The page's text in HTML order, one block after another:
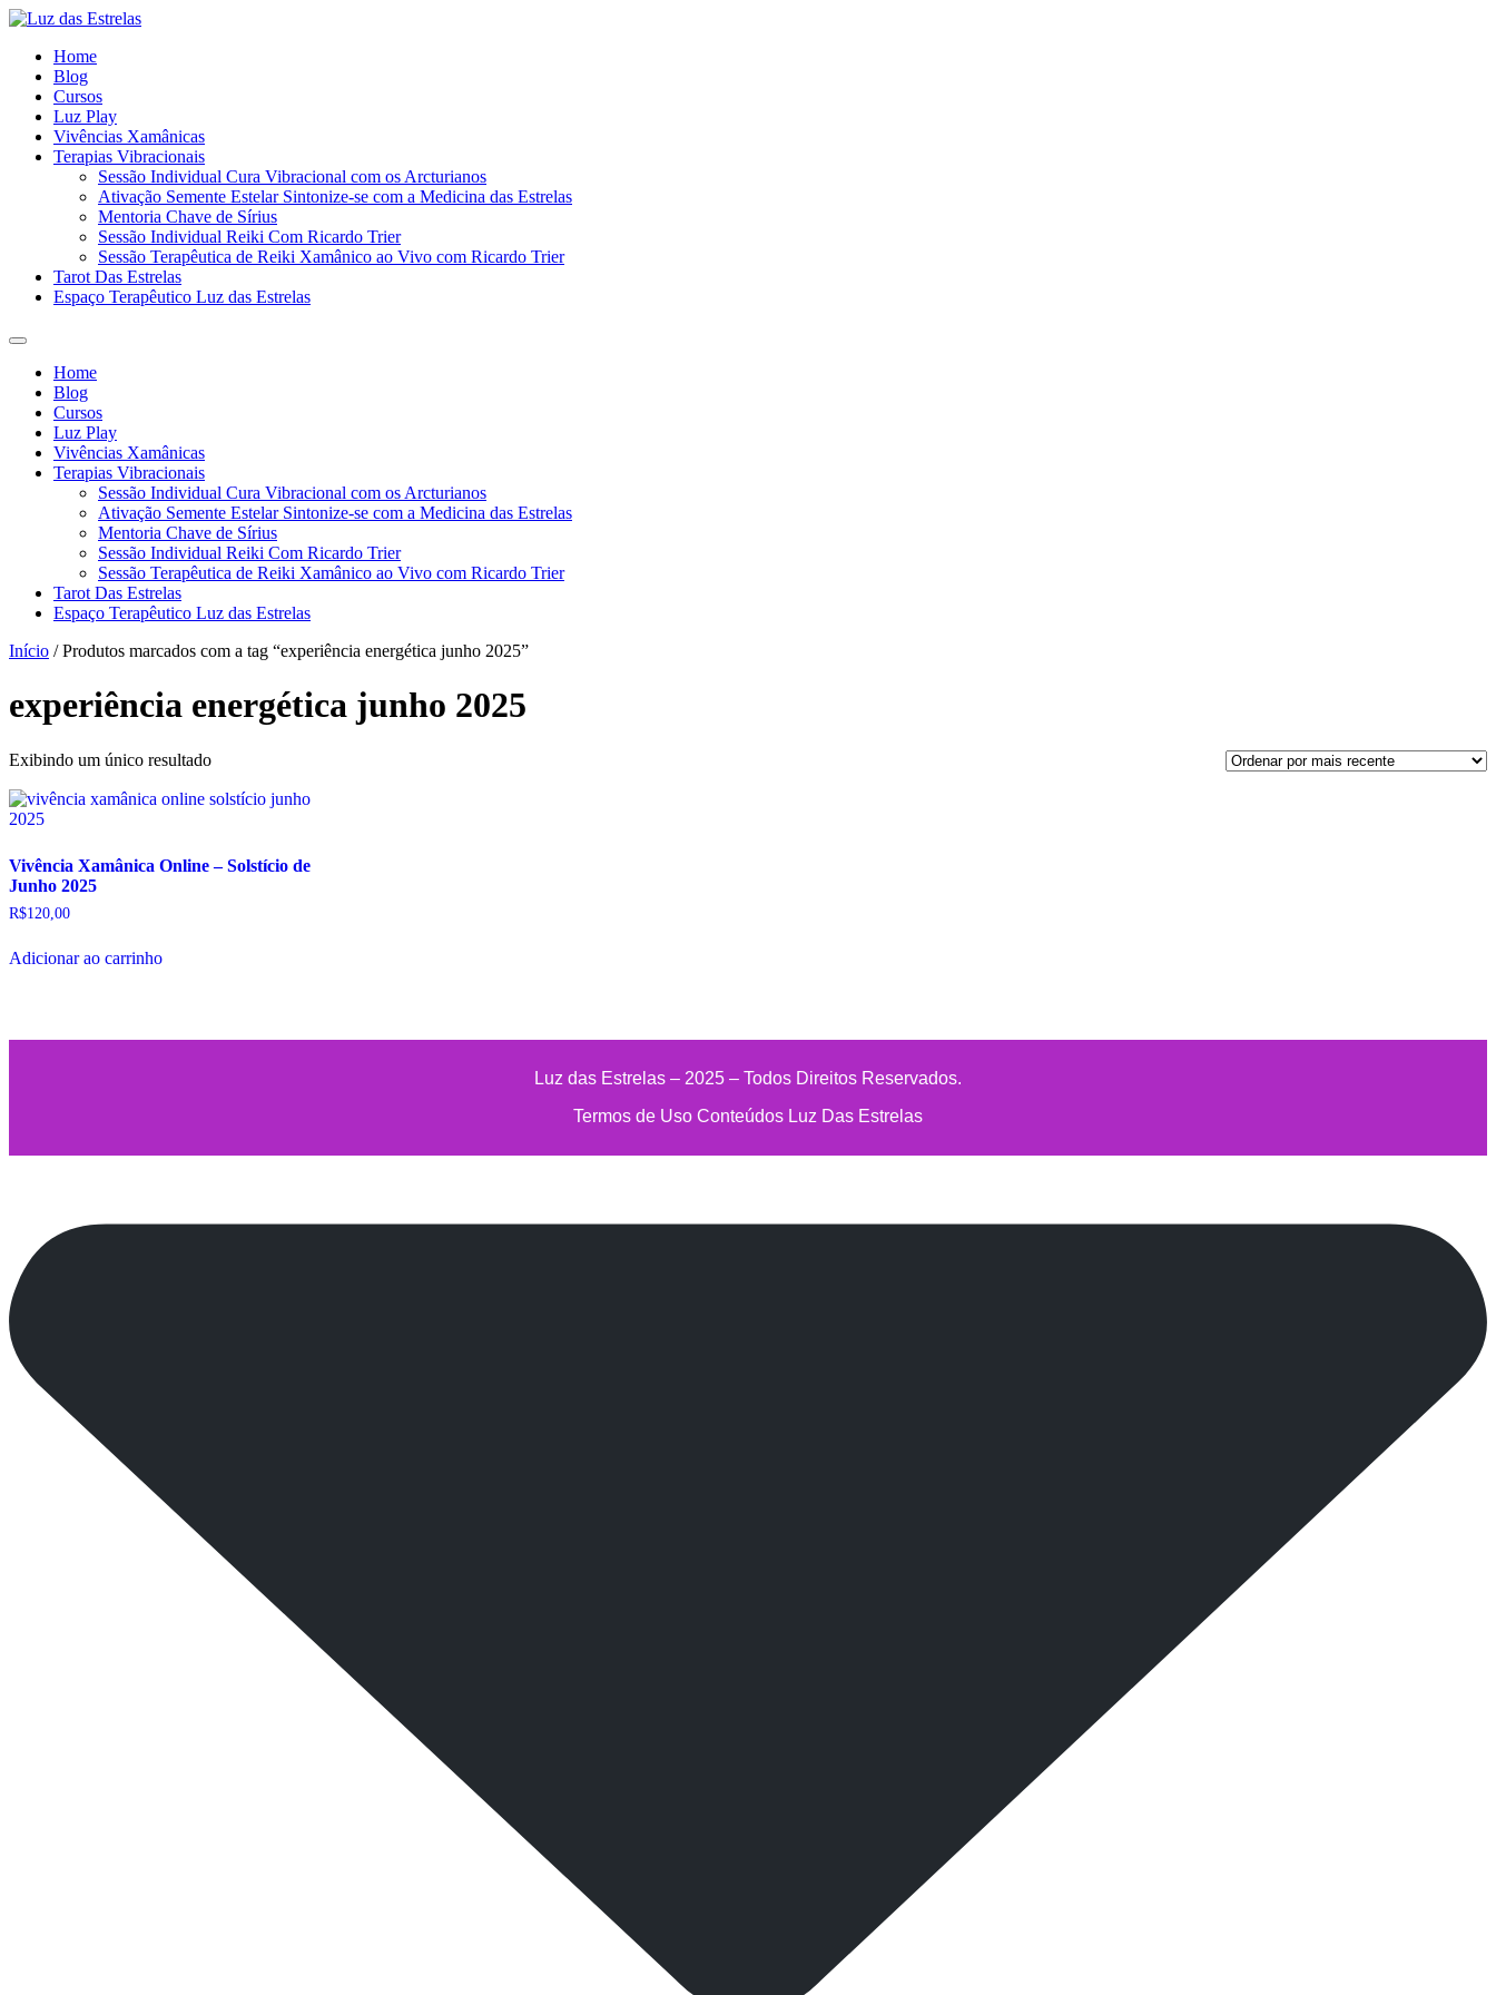
Home
Blog
Cursos
Luz Play
Vivências Xamânicas
Terapias Vibracionais
Sessão Individual Cura Vibracional com os Arcturianos
Ativação Semente Estelar Sintonize-se com a Medicina das Estrelas
Mentoria Chave de Sírius
Sessão Individual Reiki Com Ricardo Trier
Sessão Terapêutica de Reiki Xamânico ao Vivo com Ricardo Trier
Tarot Das Estrelas
Espaço Terapêutico Luz das Estrelas
Home
Blog
Cursos
Luz Play
Vivências Xamânicas
Terapias Vibracionais
Sessão Individual Cura Vibracional com os Arcturianos
Ativação Semente Estelar Sintonize-se com a Medicina das Estrelas
Mentoria Chave de Sírius
Sessão Individual Reiki Com Ricardo Trier
Sessão Terapêutica de Reiki Xamânico ao Vivo com Ricardo Trier
Tarot Das Estrelas
Espaço Terapêutico Luz das Estrelas
Início / Produtos marcados com a tag “experiência energética junho 2025”
experiência energética junho 2025
Exibindo um único resultado
Vivência Xamânica Online – Solstício de
Junho 2025
R$120,00
Adicionar ao carrinho
Luz das Estrelas – 2025 – Todos Direitos Reservados.
Termos de Uso Conteúdos Luz Das Estrelas